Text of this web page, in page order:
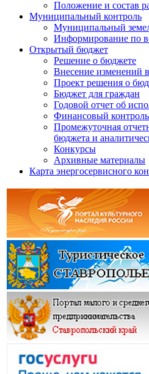
Положение и состав
Муниципальный контроль
Муниципальный
Информирование по
Открытый бюджет
Решение о бюджете
Внесение изменений
Проект решения о
Бюджет для граждан
Годовой отчет об
Финансовый контроль
Промежуточная
бюджета и
Конкурсы
Архивные материалы
Карта энергосервисного